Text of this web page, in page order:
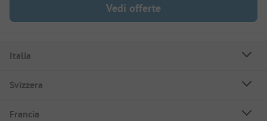
Vedi offerte
Italia
Svizzera
Francia